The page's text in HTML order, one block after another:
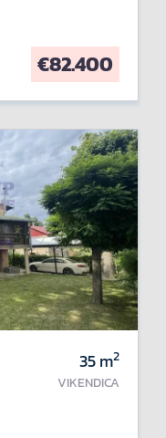
€82.400
35m2
VIKENDICA